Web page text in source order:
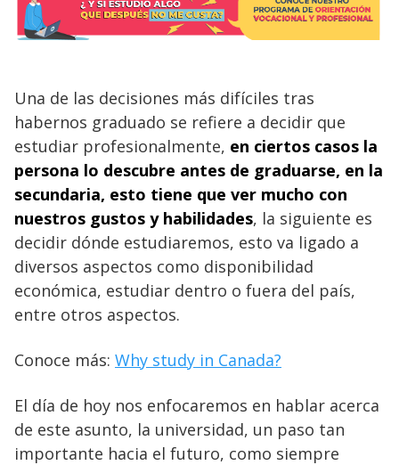
Una de las decisiones más difíciles tras
habernos graduado se refiere a decidir que
estudiar profesionalmente, en ciertos casos la
persona lo descubre antes de graduarse, en la
secundaria, esto tiene que ver mucho con
nuestros gustos y habilidades, la siguiente es
decidir dónde estudiaremos, esto va ligado a
diversos aspectos como disponibilidad
económica, estudiar dentro o fuera del país,
entre otros aspectos.
Conoce más: Why study in Canada?
El día de hoy nos enfocaremos en hablar acerca
de este asunto, la universidad, un paso tan
importante hacia el futuro, como siempre